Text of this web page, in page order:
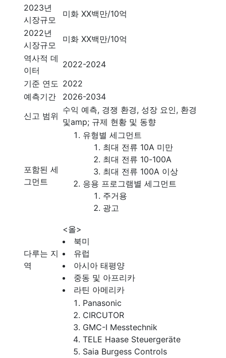
2023년
시장규모
미화 XX백만/10억
2022년
시장규모
미화 XX백만/10억
역사적 데
이터
2022-2024
기준 연도 2022
예측기간
2026-2034
신고 범위
수익 예측, 경쟁 환경, 성장 요인, 환경
및amp; 규제 현황 및 동향
포함된 세
그먼트
유형별 세그먼트
최대 전류 10A 미만
최대 전류 10-100A
최대 전류 100A 이상
응용 프로그램별 세그먼트
주거용
광고
다루는 지
역
<올>
북미
유럽
아시아 태평양
중동 및 아프리카
라틴 아메리카
Panasonic
CIRCUTOR
GMC-I Messtechnik
TELE Haase Steuergeräte
Saia Burgess Controls